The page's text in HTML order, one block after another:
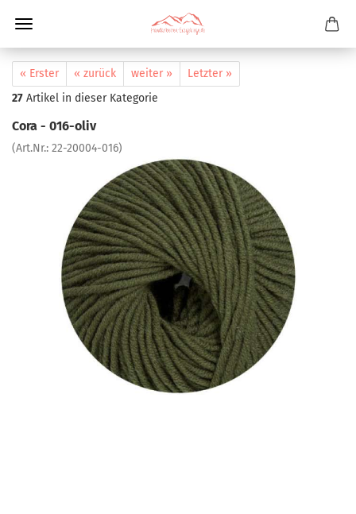
« Erster « zurück weiter »
Letzter »
27 Artikel in dieser Kategorie
Cora - 016-oliv
(Art.Nr.: 22-20004-016)